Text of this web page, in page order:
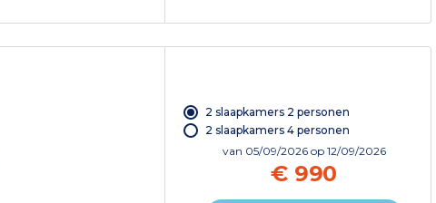
2 slaapkamers 2 personen
2 slaapkamers 4 personen
van 05/09/2026 op 12/09/2026
€ 990